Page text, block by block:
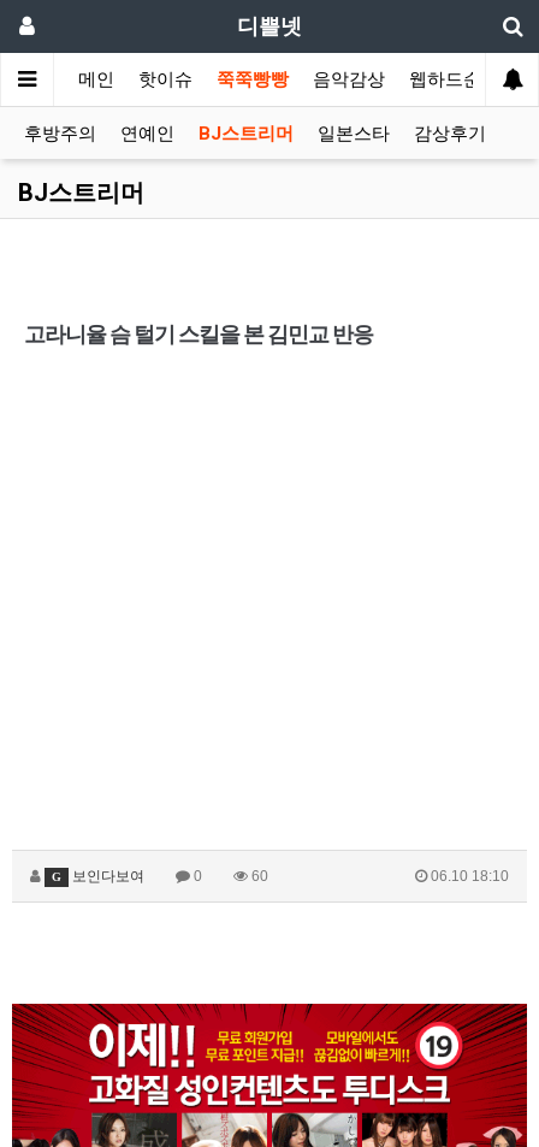
디쁠넷
메인 핫이슈 쭉쭉빵빵 음악감상 웹하드순위
후방주의 연예인 BJ스트리머 일본스타 감상후기
BJ스트리머
고라니율 슴 털기 스킬을 본 김민교 반응
G 보인다보여 0 60 06.10 18:10